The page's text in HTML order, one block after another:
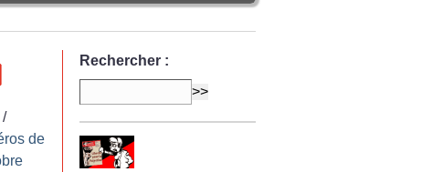
/
de
Rechercher :